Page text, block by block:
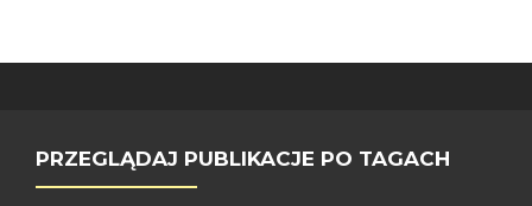
PRZEGLĄDAJ PUBLIKACJE PO TAGACH